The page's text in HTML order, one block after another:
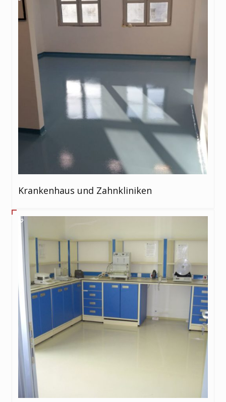
Krankenhaus und Zahnkliniken